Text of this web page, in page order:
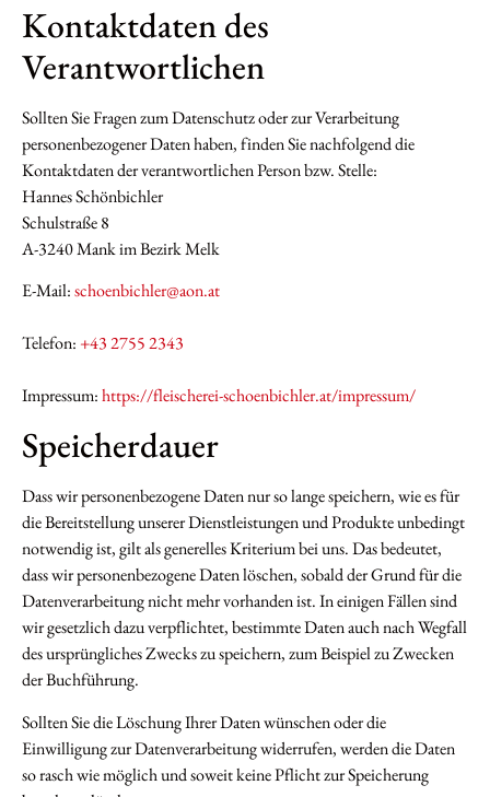
Kontaktdaten des
Verantwortlichen
Sollten Sie Fragen zum Datenschutz oder zur Verarbeitung
personenbezogener Daten haben, finden Sie nachfolgend die
Kontaktdaten der verantwortlichen Person bzw. Stelle:
Hannes Schönbichler
Schulstraße 8
A-3240 Mank im Bezirk Melk
E-Mail:schoenbichler@aon.at
Telefon: +43 2755 2343
Impressum:https://fleischerei-schoenbichler.at/impressum/
Speicherdauer
Dass wir personenbezogene Daten nur so lange speichern, wie es für
die Bereitstellung unserer Dienstleistungen und Produkte unbedingt
notwendig ist, gilt als generelles Kriterium bei uns. Das bedeutet,
dass wir personenbezogene Daten löschen, sobald der Grund für die
Datenverarbeitung nicht mehr vorhanden ist. In einigen Fällen sind
wir gesetzlich dazu verpflichtet, bestimmte Daten auch nach Wegfall
des ursprüngliches Zwecks zu speichern, zum Beispiel zu Zwecken
der Buchführung.
Sollten Sie die Löschung Ihrer Daten wünschen oder die
Einwilligung zur Datenverarbeitung widerrufen, werden die Daten
so rasch wie möglich und soweit keine Pflicht zur Speicherung